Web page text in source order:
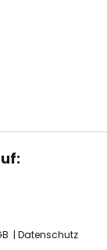
Datenschutz